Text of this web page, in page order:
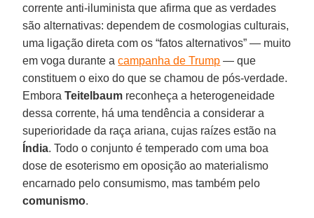
corrente anti-iluminista que afirma que as verdades
são alternativas: dependem de cosmologias culturais,
uma ligação direta com os “fatos alternativos” — muito
em voga durante acampanha de Trump — que
constituem o eixo do que se chamou de pós-verdade.
EmboraTeitelbaum reconheça a heterogeneidade
dessa corrente, há uma tendência a considerar a
superioridade da raça ariana, cujas raízes estão na
Índia. Todo o conjunto é temperado com uma boa
dose de esoterismo em oposição ao materialismo
encarnado pelo consumismo, mas também pelo
comunismo.